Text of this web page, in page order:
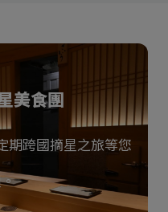
美食團
期跨國摘星之旅等您